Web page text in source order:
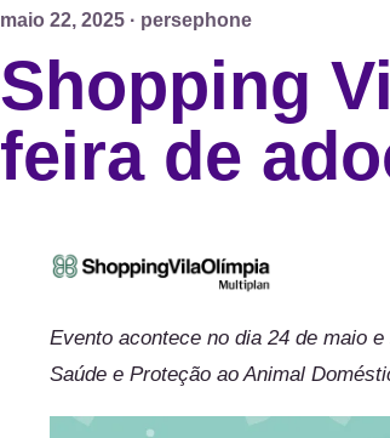
maio 22, 2025 · persephone
Shopping
feira de
Evento acontece no dia 24 de maio
Saúde e Proteção ao Animal